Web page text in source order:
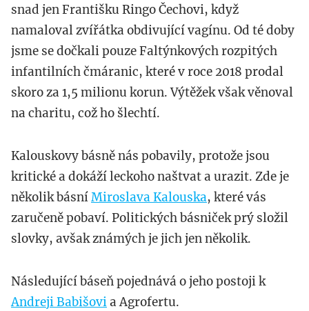
snad jen Františku Ringo Čechovi, když
namaloval zvířátka obdivující vagínu. Od té doby
jsme se dočkali pouze Faltýnkových rozpitých
infantilních čmáranic, které v roce 2018 prodal
skoro za 1,5 milionu korun. Výtěžek však věnoval
na charitu, což ho šlechtí.
Kalouskovy básně nás pobavily, protože jsou
kritické a dokáží leckoho naštvat a urazit. Zde je
několik básníMiroslava Kalouska, které vás
zaručeně pobaví. Politických básniček prý složil
slovky, avšak známých je jich jen několik.
Následující báseň pojednává o jeho postoji k
Andreji Babišovia Agrofertu.